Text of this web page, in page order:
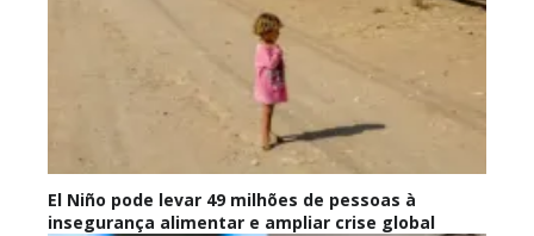
El Niño pode levar 49 milhões de pessoas à
insegurança alimentar e ampliar crise global